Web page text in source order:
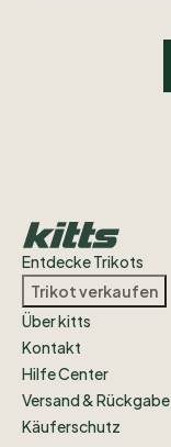
Entdecke Trikots
Trikot verkaufen
Über kitts
Kontakt
Hilfe Center
Versand & Rückgabe
Käuferschutz